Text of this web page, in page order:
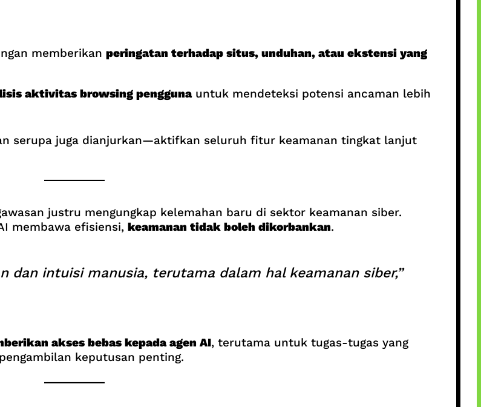
memberikan peringatan terhadap situs, unduhan, atau ekstensi yang
aktivitas browsing penggunauntuk mendeteksi potensi ancaman lebih
serupa juga dianjurkan—aktifkan seluruh fitur keamanan tingkat lanjut
justru mengungkap kelemahan baru di sektor keamanan siber.
membawa efisiensi, keamanan tidak boleh dikorbankan.
dan intuisi manusia, terutama dalam hal keamanan siber,”
akses bebas kepada agen AI, terutama untuk tugas-tugas yang
keputusan penting.